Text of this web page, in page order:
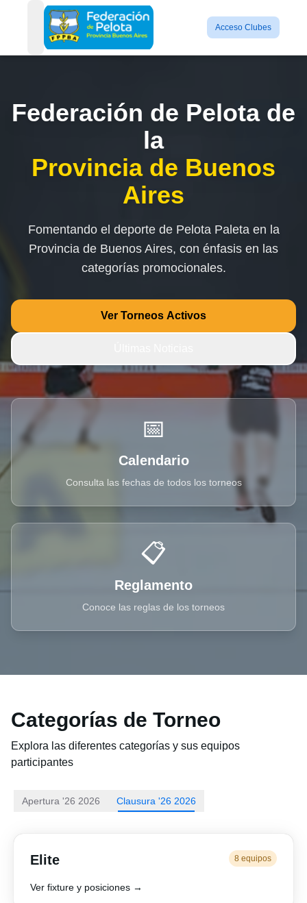
open navigation menu
Acceso Clubes
Federación de Pelota de
la
Provincia de Buenos
Aires
Fomentando el deporte de Pelota Paleta en la
Provincia de Buenos Aires, con énfasis en las
categorías promocionales.
Ver Torneos Activos
📅
Calendario
Consulta las fechas de todos los torneos
📋
Reglamento
Conoce las reglas de los torneos
Categorías de Torneo
Explora las diferentes categorías y sus equipos
participantes
Apertura '26 2026 Clausura '26 2026
Elite 8 equipos
Ver fixture y posiciones →